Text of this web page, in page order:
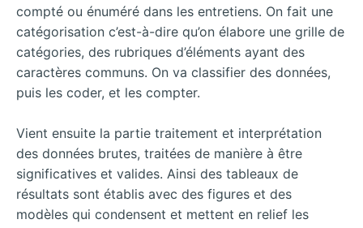
compté ou énuméré dans les entretiens. On fait une
catégorisation c’est-à-dire qu’on élabore une grille de
catégories, des rubriques d’éléments ayant des
caractères communs. On va classifier des données,
puis les coder, et les compter.
Vient ensuite la partie traitement et interprétation
des données brutes, traitées de manière à être
significatives et valides. Ainsi des tableaux de
résultats sont établis avec des figures et des
modèles qui condensent et mettent en relief les